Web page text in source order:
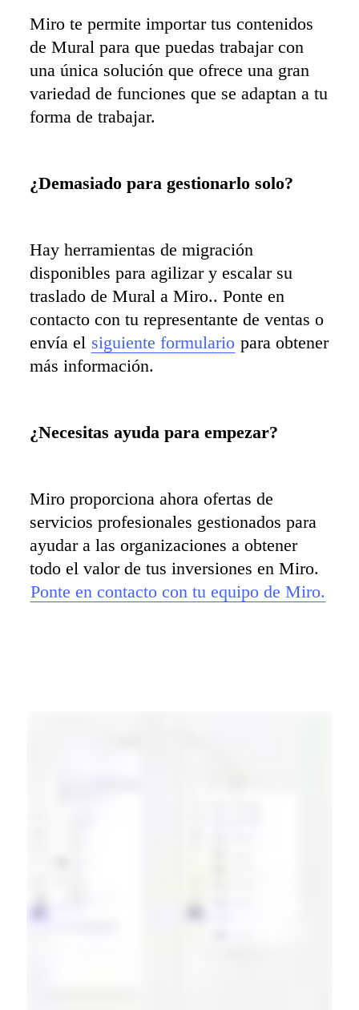
Miro te permite importar tus contenidos
de Mural para que puedas trabajar con
una única solución que ofrece una gran
variedad de funciones que se adaptan a tu
forma de trabajar.
¿Demasiado para gestionarlo solo?
Hay herramientas de migración
disponibles para agilizar y escalar su
traslado de Mural a Miro.. Ponte en
contacto con tu representante de ventas o
envía el siguiente formulario para obtener
más información.
¿Necesitas ayuda para empezar?
Miro proporciona ahora ofertas de
servicios profesionales gestionados para
ayudar a las organizaciones a obtener
Ponte en contacto con tu equipo de Miro.